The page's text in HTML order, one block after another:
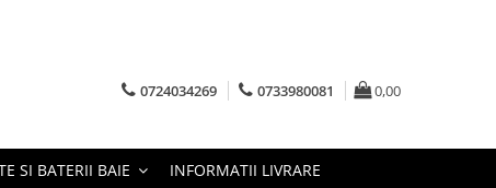
0724034269 0733980081 0,00
SI BATERII BAIE INFORMATII LIVRARE